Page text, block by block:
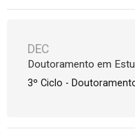
DEC
Doutoramento em
3º Ciclo -